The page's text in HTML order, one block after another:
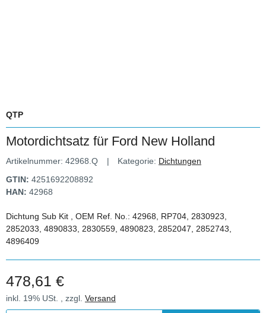
QTP
Motordichtsatz für Ford New Holland
Artikelnummer: 42968.Q Kategorie: Dichtungen
GTIN: 4251692208892
HAN: 42968
Dichtung Sub Kit , OEM Ref. No.: 42968, RP704, 2830923,
2852033, 4890833, 2830559, 4890823, 2852047, 2852743,
4896409
478,61 €
inkl. 19% USt. , zzgl. Versand